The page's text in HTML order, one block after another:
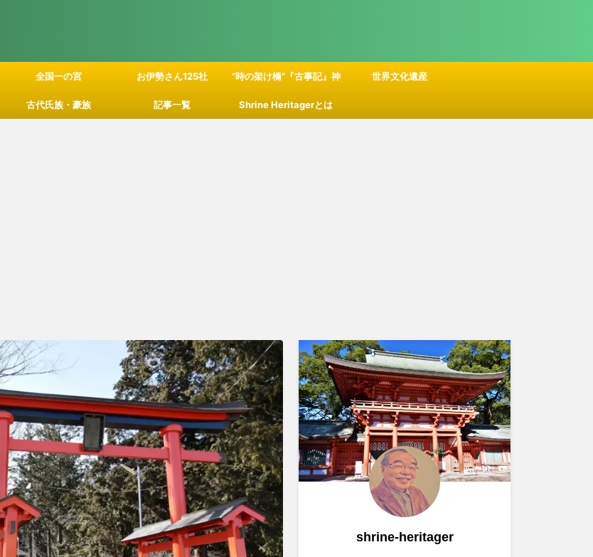
全国一の宮 お伊勢さん125社 ”時の架け橋”『古事記』神
話の舞台
世界文化遺産
古代氏族・豪族 記事一覧 Shrine Heritagerとは
shrine-heritager